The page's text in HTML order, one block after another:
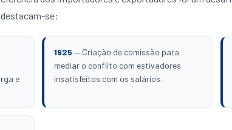
se:
e
1925 — Criação de comissão para
mediar o conflito com estivadores
insatisfeitos com os salários.